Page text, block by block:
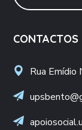
CONTACTOS
Rua Emídio